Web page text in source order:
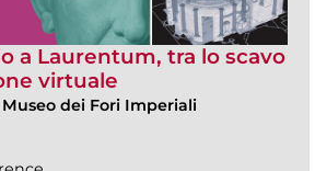
a Laurentum, tra lo scavo
virtuale
dei Fori Imperiali